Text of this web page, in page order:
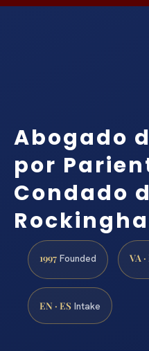
Abogado
por
Condado
1997 Founded VA
EN · ES Intake